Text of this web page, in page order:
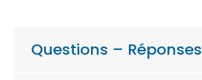
Questions – Réponses